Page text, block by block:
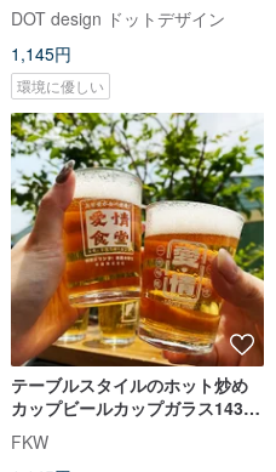
DOT design ドットデザイン
1,145円
環境に優しい
テーブルスタイルのホット炒め
カップビールカップガラス143ml
ウォーターカップ愛語カップシ
リーズウェディング小物
FKW